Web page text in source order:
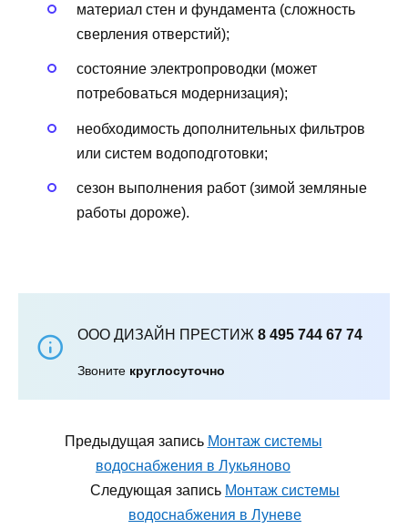
материал стен и фундамента (сложность
сверления отверстий);
состояние электропроводки (может
потребоваться модернизация);
необходимость дополнительных фильтров
или систем водоподготовки;
сезон выполнения работ (зимой земляные
работы дороже).
ООО ДИЗАЙН ПРЕСТИЖ 8 495 744 67 74
Звоните круглосуточно
Предыдущая запись Монтаж системы
водоснабжения в Лукьяново
Следующая запись Монтаж системы
водоснабжения в Луневе